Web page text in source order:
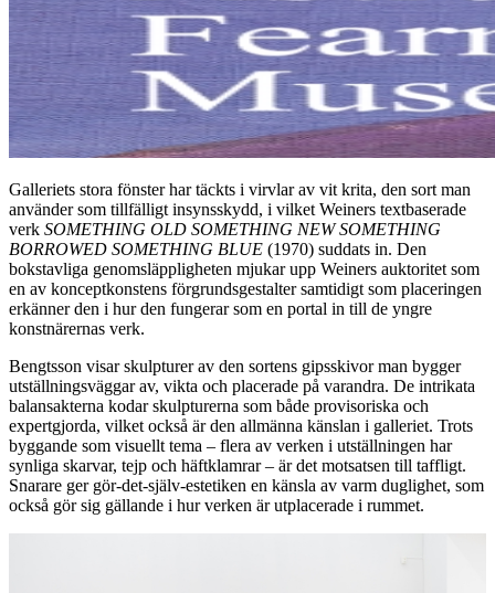
Galleriets stora fönster har täckts i virvlar av vit krita, den sort man
använder som tillfälligt insynsskydd, i vilket Weiners textbaserade
verk SOMETHING OLD SOMETHING NEW SOMETHING
BORROWED SOMETHING BLUE (1970) suddats in. Den
bokstavliga genomsläppligheten mjukar upp Weiners auktoritet som
en av konceptkonstens förgrundsgestalter samtidigt som placeringen
erkänner den i hur den fungerar som en portal in till de yngre
konstnärernas verk.
Bengtsson visar skulpturer av den sortens gipsskivor man bygger
utställningsväggar av, vikta och placerade på varandra. De intrikata
balansakterna kodar skulpturerna som både provisoriska och
expertgjorda, vilket också är den allmänna känslan i galleriet. Trots
byggande som visuellt tema – flera av verken i utställningen har
synliga skarvar, tejp och häftklamrar – är det motsatsen till taffligt.
Snarare ger gör-det-själv-estetiken en känsla av varm duglighet, som
också gör sig gällande i hur verken är utplacerade i rummet.